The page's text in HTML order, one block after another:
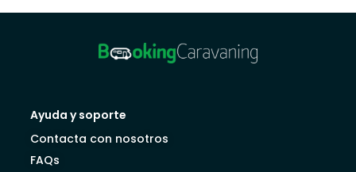
Ayuda y soporte
Contacta con nosotros
FAQs